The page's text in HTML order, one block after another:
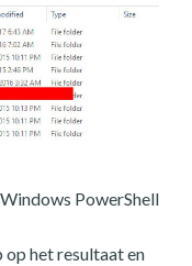
PowerShell
het resultaat en